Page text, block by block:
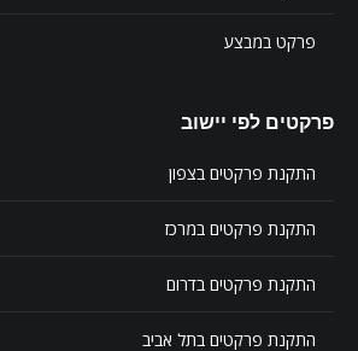
פרקט במבצע
פרקטים לפי יישוב
התקנת פרקטים בצפון
התקנת פרקטים במרכז
התקנת פרקטים בדרום
התקנת פרקטים בתל אביב